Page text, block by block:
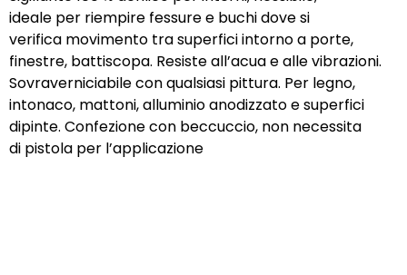
ideale per riempire fessure e buchi dove si
verifica movimento tra superfici intorno a porte,
finestre, battiscopa. Resiste all’acua e alle vibrazioni.
Sovraverniciabile con qualsiasi pittura. Per legno,
intonaco, mattoni, alluminio anodizzato e superfici
dipinte. Confezione con beccuccio, non necessita
di pistola per l’applicazione